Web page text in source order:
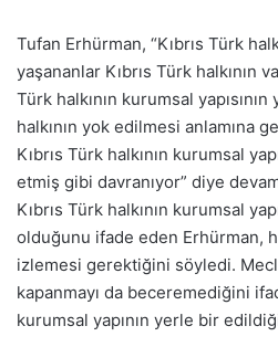
Tufan Erhürman, “Kıbrıs Türk
yaşananlar Kıbrıs Türk halkının
Türk halkının kurumsal
halkının yok edilmesi anlamına
Kıbrıs Türk halkının kurumsal
etmiş gibi davranıyor” diye
Kıbrıs Türk halkının kurumsal
olduğunu ifade eden Erhürman,
izlemesi gerektiğini söyledi.
kapanmayı da beceremediğini
kurumsal yapının yerle bir